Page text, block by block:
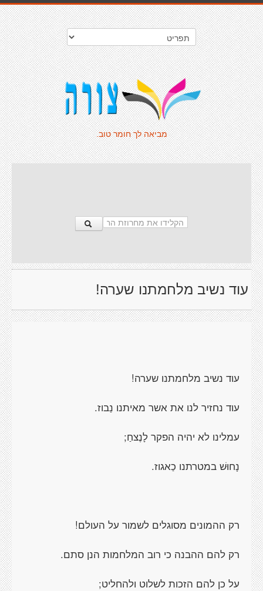
מביאה לך חומר טוב.
עוד נשיב מלחמתנו שערה!
עוד נשיב מלחמתנו שערה!
עוד נחזיר לנו את אשר מאיתנו נַבוז.
עמלינו לא יהיה הפקר לָנֶצחַ;
נָחוּשׁ במטרתנו כַאגוז.
רק ההמונים מסוגלים לשמור על העולם!
רק להם ההבנה כי רוב המלחמות הנן סתם.
על כן להם הזכות לשלוט ולהחליט;